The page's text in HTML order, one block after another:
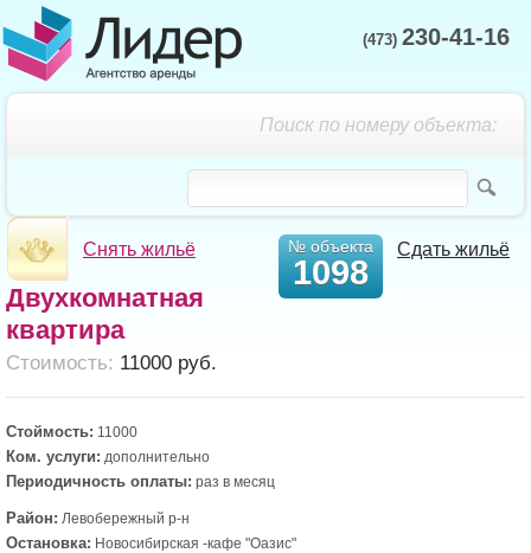
(473) 230-41-16
Поиск по номеру объекта:
Снять жильё Сдать жильё
№ объекта
1098
Двухкомнатная
квартира
Cтоимость: 11000 руб.
Стоймость: 11000
Ком. услуги: дополнительно
Периодичность оплаты: раз в месяц
Район: Левобережный р-н
Остановка: Новосибирская -кафе "Оазис"